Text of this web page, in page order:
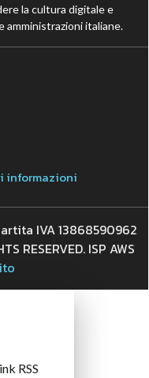
la cultura digitale e
amministrazioni italiane.
informazioni
IVA 13868590962
RESERVED. ISP AWS
RSS